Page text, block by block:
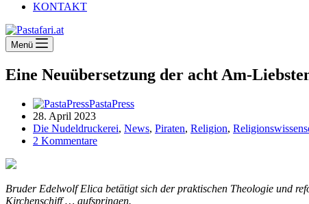
KONTAKT
Menü
Eine Neuübersetzung der acht Am-
PastaPress
28. April 2023
Die Nudeldruckerei, News, Piraten, Religion,
2 Kommentare
Bruder Edelwolf Elica betätigt sich der praktischen Theologie und
Kirchenschiff … aufspringen.